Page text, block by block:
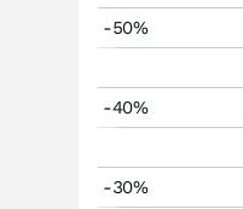
-50%
-40%
-30%